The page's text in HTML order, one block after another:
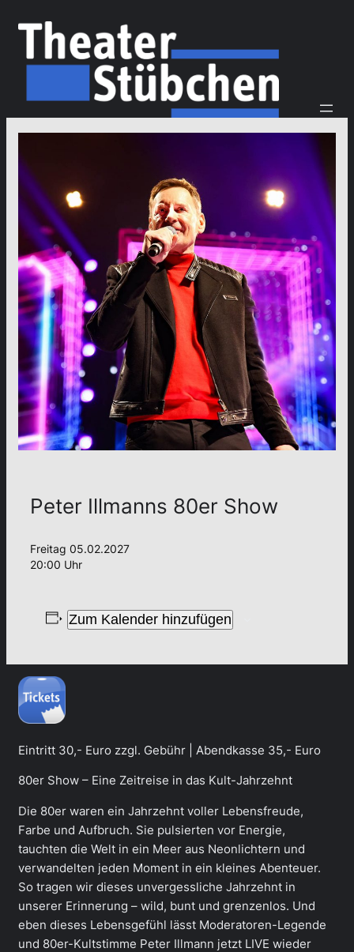
Peter Illmanns 80er Show
Freitag 05.02.2027
20:00 Uhr
Zum Kalender hinzufügen
Eintritt 30,- Euro zzgl. Gebühr | Abendkasse 35,- Euro
80er Show – Eine Zeitreise in das Kult-Jahrzehnt
Die 80er waren ein Jahrzehnt voller Lebensfreude,
Farbe und Aufbruch. Sie pulsierten vor Energie,
tauchten die Welt in ein Meer aus Neonlichtern und
verwandelten jeden Moment in ein kleines Abenteuer.
So tragen wir dieses unvergessliche Jahrzehnt in
unserer Erinnerung – wild, bunt und grenzenlos. Und
eben dieses Lebensgefühl lässt Moderatoren-Legende
und 80er-Kultstimme Peter Illmann jetzt LIVE wieder